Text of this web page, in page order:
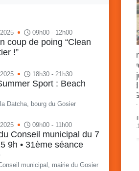
09h00 - 12h00
coup de poing “Clean
!”
18h30 - 21h30
Sport : Beach
Datcha, bourg du Gosier
09h00 - 11h00
Conseil municipal du 7
9h • 31ème séance
municipal, mairie du Gosier
Retour en
Vakans O
du samedi
en livre, fête
quartier n°3,
23
PDF -